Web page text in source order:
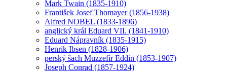
Mark Twain (1835-1910)
František Josef Thomayer (1856-1938)
Alfred NOBEL (1833-1896)
anglický král Eduard VII. (1841-1910)
Eduard Nápravník (1835-1915)
Henrik Ibsen (1828-1906)
perský šach Muzzefír Eddin (1853-1907)
Joseph Conrad (1857-1924)